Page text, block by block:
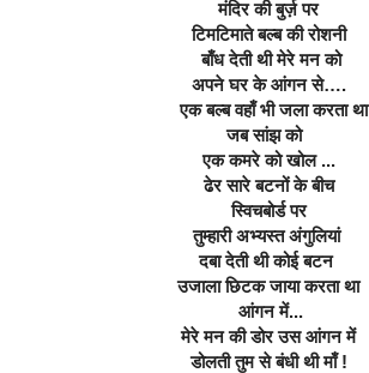
मंदिर की बुर्ज़ पर
टिमटिमाते बल्ब की रोशनी
बाँध देती थी मेरे मन को
अपने घर के आंगन से….
एक बल्ब वहाँ भी जला करता था
जब सांझ को
एक कमरे को खोल ...
ढेर सारे बटनों के बीच
स्विचबोर्ड पर
तुम्हारी अभ्यस्त अंगुलियां
दबा देती थी कोई बटन
उजाला छिटक जाया करता था
आंगन में...
मेरे मन की डोर उस आंगन में
डोलती तुम से बंधी थी माँ !